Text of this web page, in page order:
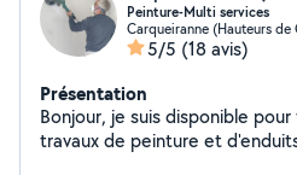
REVETEMENT DE SOL,
MACONNERIE, POSE DE
LUMINAIRES, JARDINAGE...
Peinture-Multi services
Carqueiranne (Hauteurs de
5/5 (18 avis)
Présentation
Bonjour, je suis disponible
travaux de peinture et